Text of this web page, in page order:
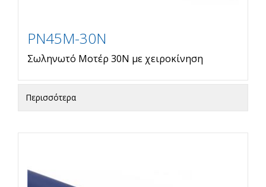
PN45M-30N
Σωληνωτό Μοτέρ 30Ν με χειροκίνηση
Περισσότερα